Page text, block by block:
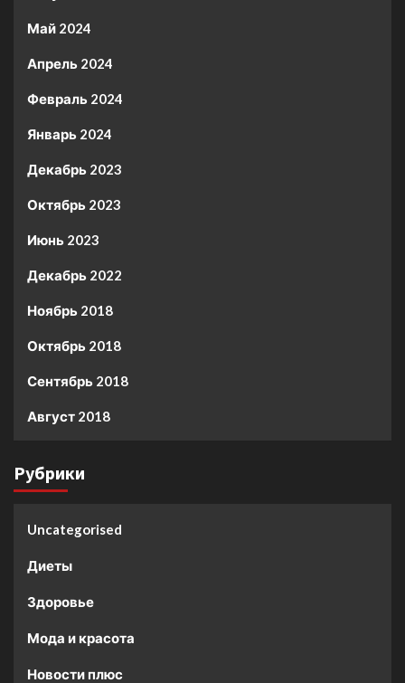
Май 2024
Апрель 2024
Февраль 2024
Январь 2024
Декабрь 2023
Октябрь 2023
Июнь 2023
Декабрь 2022
Ноябрь 2018
Октябрь 2018
Сентябрь 2018
Август 2018
Рубрики
Uncategorised
Диеты
Здоровье
Мода и красота
Новости плюс